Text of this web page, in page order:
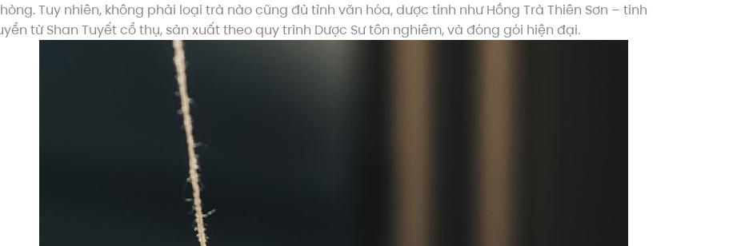
Tuy nhiên, không phải loại trà nào cũng đủ tỉnh văn hóa, dược tính như Hồng Trà Thiên Sơn – tinh
từ Shan Tuyết cổ thụ, sản xuất theo quy trình Dược Sư tôn nghiêm, và đóng gói hiện đại.